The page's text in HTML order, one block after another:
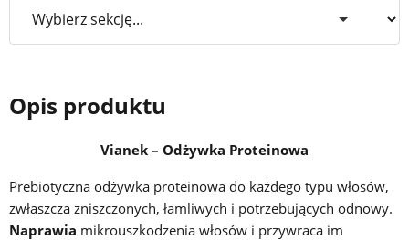
Opis produktu
Vianek – Odżywka Proteinowa
Prebiotyczna odżywka proteinowa do każdego typu włosów,
zwłaszcza zniszczonych, łamliwych i potrzebujących odnowy.
Naprawia mikrouszkodzenia włosów i przywraca im